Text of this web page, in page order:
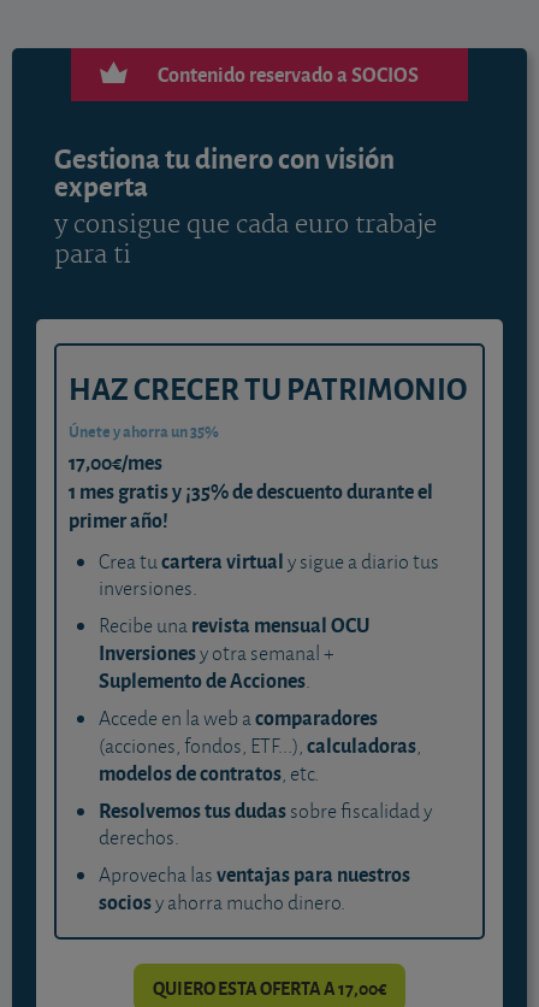
Contenido reservado a SOCIOS
Gestiona tu dinero con visión
experta
y consigue que cada euro trabaje
para ti
HAZ CRECER TU PATRIMONIO
Únete y ahorra un 35%
17,00€/mes
1 mes gratis y ¡35% de descuento durante el
primer año!
Crea tucartera virtualy sigue a diario tus
inversiones.
Recibe unarevista mensual OCU
Inversionesy otra semanal +
Suplemento de Acciones.
Accede en la web acomparadores
(acciones, fondos, ETF...),calculadoras,
modelos de contratos, etc.
Resolvemos tus dudassobre fiscalidad y
derechos.
Aprovecha lasventajas para nuestros
sociosy ahorra mucho dinero.
QUIERO ESTA OFERTA A 17,00€